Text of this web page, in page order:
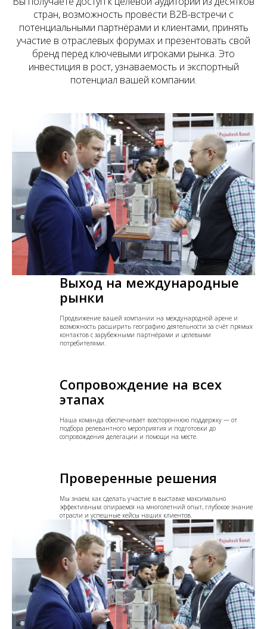
стран, возможность провести B2B-встречи с
потенциальными партнёрами и клиентами, принять
участие в отраслевых форумах и презентовать свой
бренд перед ключевыми игроками рынка. Это
инвестиция в рост, узнаваемость и экспортный
потенциал вашей компании.
Выход на международные
рынки
Продвижение вашей компании на международной арене и
возможность расширить географию деятельности за счёт прямых
контактов с зарубежными партнёрами и целевыми
потребителями.
Сопровождение на всех
этапах
Наша команда обеспечивает всестороннюю поддержку — от
подбора релевантного мероприятия и подготовки до
сопровождения делегации и помощи на месте.
Проверенные решения
Мы знаем, как сделать участие в выставке максимально
эффективным: опираемся на многолетний опыт, глубокое знание
отрасли и успешные кейсы наших клиентов.